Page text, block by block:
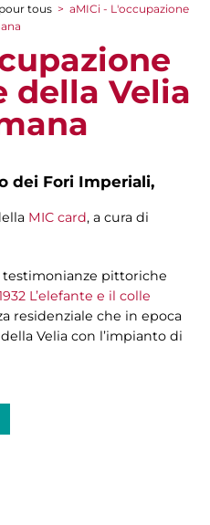
tous > aMICi - L'occupazione
della Velia
dei Fori Imperiali,
MIC card, a cura di
testimonianze pittoriche
L’elefante e il colle
residenziale che in epoca
Velia con l’impianto di